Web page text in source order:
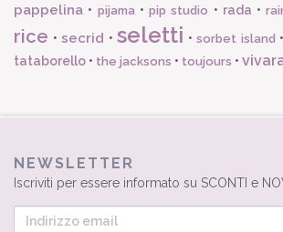
pappelina • pijama • pip studio • rada •
rice •secrid •seletti •sorbet island •
tataborello • the jacksons • toujours •
NEWSLETTER
Iscriviti per essere informato su SCONTI e